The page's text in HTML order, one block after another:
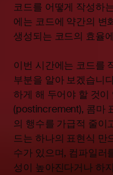
코드를 어떻게 작성하
에는 코드에 약간의 변
생성되는 코드의 효율
이번 시간에는 코드를
부분을 알아 보겠습니
하게 해 두어야 할 것이
(postincrement), 콤마
의 행수를 가급적 줄이
드는 하나의 표현식 만
수가 있으며, 컴파일러
성이 높아진다거나 하